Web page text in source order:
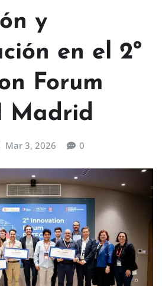
y
en el 2º
Forum
Madrid
Mar 3, 2026 0